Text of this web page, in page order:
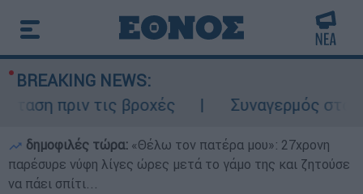
BREAKING NEWS:
πριν τις βροχές
Συναγερμός στον
δημοφιλές τώρα: «Θέλω τον πατέρα μου»: 27χρονη
παρέσυρε νύφη λίγες ώρες μετά το γάμο της και ζητούσε
να πάει σπίτι...